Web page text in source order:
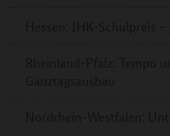
Hessen: IHK-Schulpreis
Rheinland-Pfalz: Tempo
Ganztagsausbau
Nordrhein-Westfalen: